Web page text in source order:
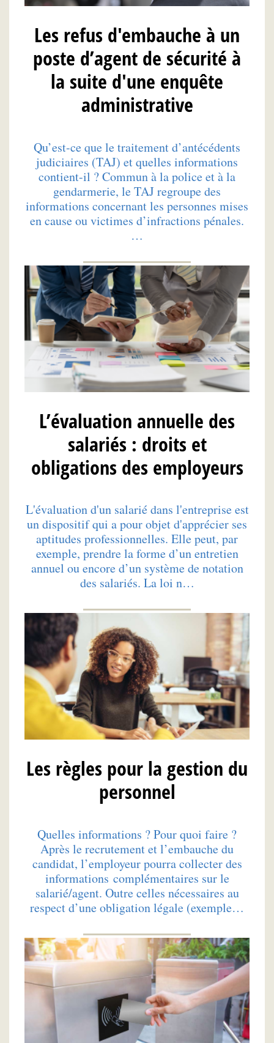
Les refus d'embauche à un
poste d’agent de sécurité à
la suite d'une enquête
administrative
Qu’est-ce que le traitement d’antécédents
judiciaires (TAJ) et quelles informations
contient-il ? Commun à la police et à la
gendarmerie, le TAJ regroupe des
informations concernant les personnes mises
en cause ou victimes d’infractions pénales.
…
L’évaluation annuelle des
salariés : droits et
obligations des employeurs
L'évaluation d'un salarié dans l'entreprise est
un dispositif qui a pour objet d'apprécier ses
aptitudes professionnelles. Elle peut, par
exemple, prendre la forme d’un entretien
annuel ou encore d’un système de notation
des salariés. La loi n…
Les règles pour la gestion du
personnel
Quelles informations ? Pour quoi faire ?
Après le recrutement et l’embauche du
candidat, l’employeur pourra collecter des
informations complémentaires sur le
salarié/agent. Outre celles nécessaires au
respect d’une obligation légale (exemple…